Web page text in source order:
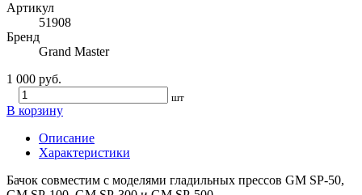
Артикул
51908
Бренд
Grand Master
1 000 руб.
шт
В корзину
Описание
Характеристики
Бачок совместим с моделями гладильных прессов GM SP-50,